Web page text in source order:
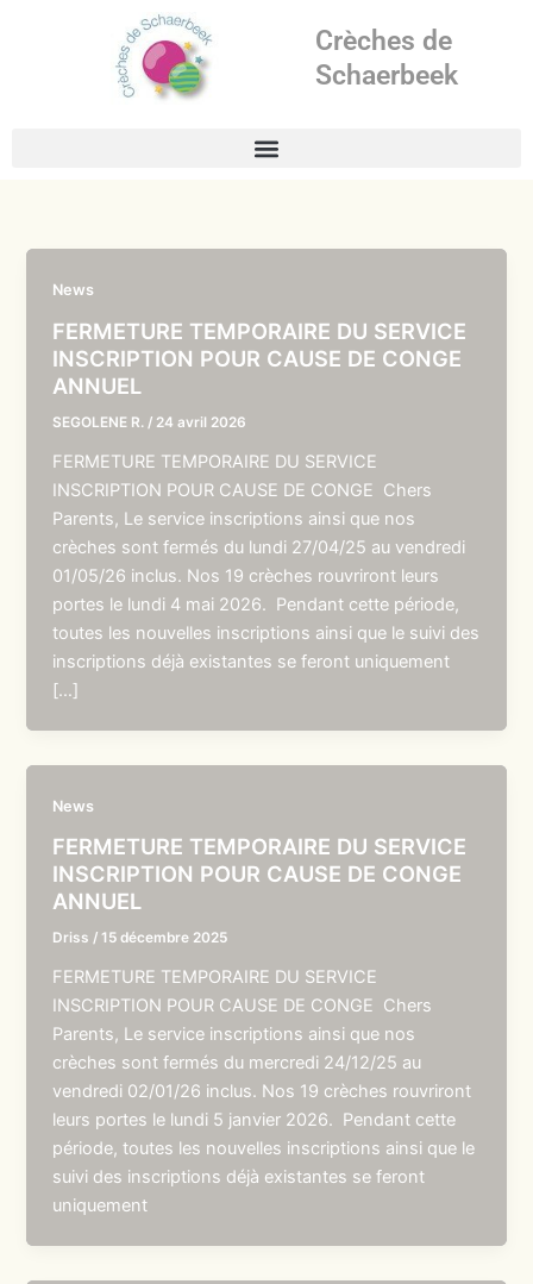
Crèches de
Schaerbeek
News
FERMETURE TEMPORAIRE DU SERVICE
INSCRIPTION POUR CAUSE DE CONGE
ANNUEL
SEGOLENE R. / 24 avril 2026
FERMETURE TEMPORAIRE DU SERVICE
INSCRIPTION POUR CAUSE DE CONGE Chers
Parents, Le service inscriptions ainsi que nos
crèches sont fermés du lundi 27/04/25 au vendredi
01/05/26 inclus. Nos 19 crèches rouvriront leurs
portes le lundi 4 mai 2026. Pendant cette période,
toutes les nouvelles inscriptions ainsi que le suivi des
inscriptions déjà existantes se feront uniquement
[…]
News
FERMETURE TEMPORAIRE DU SERVICE
INSCRIPTION POUR CAUSE DE CONGE
ANNUEL
Driss /15 décembre 2025
FERMETURE TEMPORAIRE DU SERVICE
INSCRIPTION POUR CAUSE DE CONGE Chers
Parents, Le service inscriptions ainsi que nos
crèches sont fermés du mercredi 24/12/25 au
vendredi 02/01/26 inclus. Nos 19 crèches rouvriront
leurs portes le lundi 5 janvier 2026. Pendant cette
période, toutes les nouvelles inscriptions ainsi que le
suivi des inscriptions déjà existantes se feront
uniquement